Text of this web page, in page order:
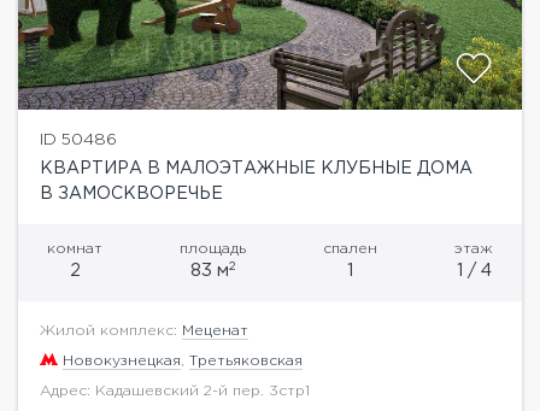
ID 50486
КВАРТИРА В МАЛОЭТАЖНЫЕ КЛУБНЫЕ ДОМА
В ЗАМОСКВОРЕЧЬЕ
комнат
2
площадь
83 м2
спален
1
этаж
1 / 4
Жилой комплекс: Меценат
Новокузнецкая Третьяковская
Адрес: Кадашевский 2-й пер. 3стр1